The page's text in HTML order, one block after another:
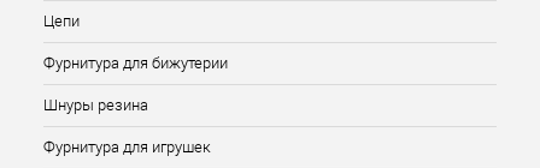
Цепи
Фурнитура для бижутерии
Шнуры резина
Фурнитура для игрушек